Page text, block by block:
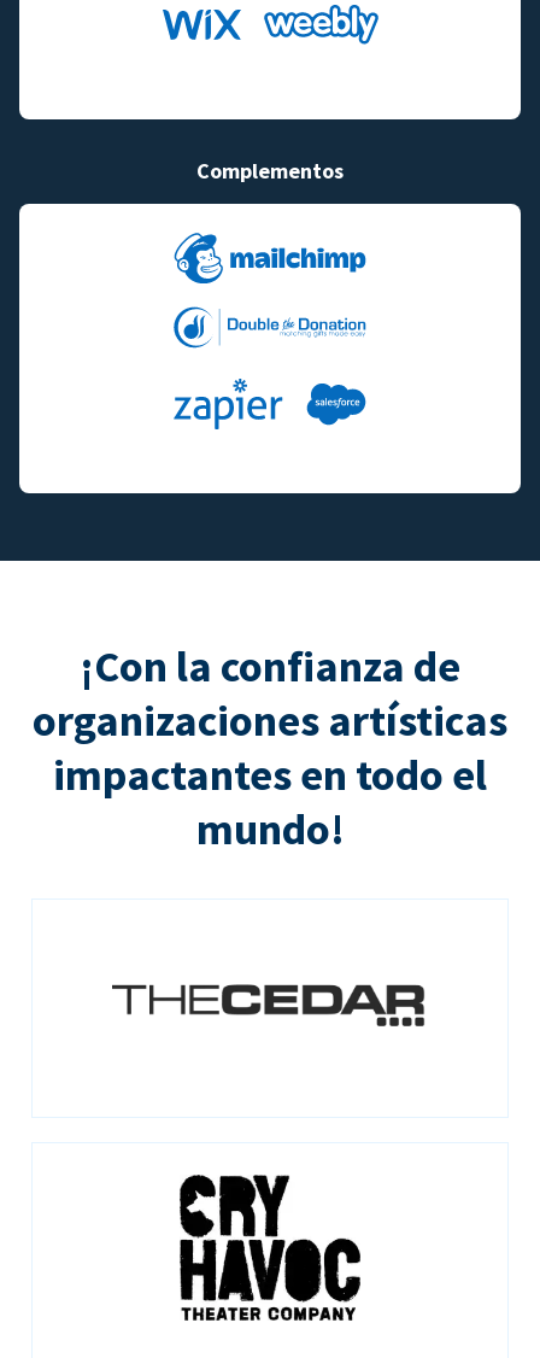
Complementos
¡Con la confianza de
organizaciones artísticas
impactantes en todo el
mundo!